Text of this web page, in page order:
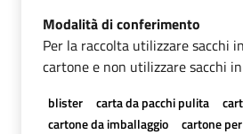
Modalità di conferimento
Per la raccolta utilizzare sacchi
cartone e non utilizzare sacchi
blister carta da pacchi pulita
cartone da imballaggio
cartone